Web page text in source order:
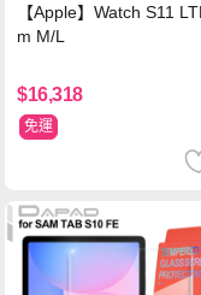
【Apple】Watch S11
m M/L
$16,318
免運